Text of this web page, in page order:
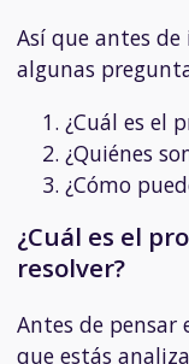
Así que antes
algunas
¿Cuál es el
¿Quiénes
¿Cómo
¿Cuál es el
resolver?
Antes de pensar
que estás